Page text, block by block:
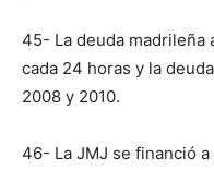
45- La deuda madrileña
cada 24 horas y la
2008 y 2010.
46- La JMJ se financió